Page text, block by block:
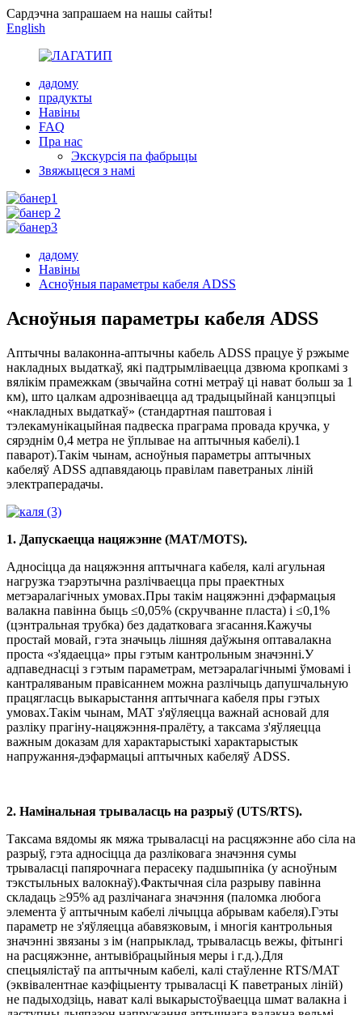
Сардэчна запрашаем на нашы сайты!
English
дадому
прадукты
Навіны
FAQ
Пра нас
Экскурсія па фабрыцы
Звяжыцеся з намі
дадому
Навіны
Асноўныя параметры кабеля ADSS
Асноўныя параметры кабеля ADSS
Аптычны валаконна-аптычны кабель ADSS працуе ў рэжыме
накладных выдаткаў, які падтрымліваецца дзвюма кропкамі з
вялікім прамежкам (звычайна сотні метраў ці нават больш за 1
км), што цалкам адрозніваецца ад традыцыйнай канцэпцыі
«накладных выдаткаў» (стандартная паштовая і
тэлекамунікацыйная падвеска праграма провада кручка, у
сярэднім 0,4 метра не ўплывае на аптычныя кабелі).1
паварот).Такім чынам, асноўныя параметры аптычных
кабеляў ADSS адпавядаюць правілам паветраных ліній
электраперадачы.
1. Дапускаецца нацяжэнне (MAT/MOTS).
Адносіцца да нацяжэння аптычнага кабеля, калі агульная
нагрузка тэарэтычна разлічваецца пры праектных
метэаралагічных умовах.Пры такім нацяжэнні дэфармацыя
валакна павінна быць ≤0,05% (скручванне пласта) і ≤0,1%
(цэнтральная трубка) без дадатковага згасання.Кажучы
простай мовай, гэта значыць лішняя даўжыня оптавалакна
проста «з'ядаецца» пры гэтым кантрольным значэнні.У
адпаведнасці з гэтым параметрам, метэаралагічнымі ўмовамі і
кантраляваным правісаннем можна разлічыць дапушчальную
працягласць выкарыстання аптычнага кабеля пры гэтых
умовах.Такім чынам, MAT з'яўляецца важнай асновай для
разліку прагіну-нацяжэння-пралёту, а таксама з'яўляецца
важным доказам для характарыстыкі характарыстык
напружання-дэфармацыі аптычных кабеляў ADSS.
2. Намінальная трываласць на разрыў (UTS/RTS).
Таксама вядомы як мяжа трываласці на расцяжэнне або сіла на
разрыў, гэта адносіцца да разліковага значэння сумы
трываласці папярочнага перасеку падшыпніка (у асноўным
тэкстыльных валокнаў).Фактычная сіла разрыву павінна
складаць ≥95% ад разлічанага значэння (паломка любога
элемента ў аптычным кабелі лічыцца абрывам кабеля).Гэты
параметр не з'яўляецца абавязковым, і многія кантрольныя
значэнні звязаны з ім (напрыклад, трываласць вежы, фітынгі
на расцяжэнне, антывібрацыйныя меры і г.д.).Для
спецыялістаў па аптычным кабелі, калі стаўленне RTS/MAT
(эквівалентнае каэфіцыенту трываласці K паветраных ліній)
не падыходзіць, нават калі выкарыстоўваецца шмат валакна і